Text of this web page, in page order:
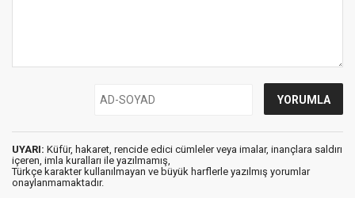
UYARI: Küfür, hakaret, rencide edici cümleler veya imalar, inançlara saldırı
içeren, imla kuralları ile yazılmamış,
Türkçe karakter kullanılmayan ve büyük harflerle yazılmış yorumlar
onaylanmamaktadır.